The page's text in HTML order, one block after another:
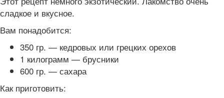
сладкое и вкусное.
Вам понадобится:
350 гр. — кедровых или грецких орехов
1 килограмм — брусники
600 гр. — сахара
Как приготовить: